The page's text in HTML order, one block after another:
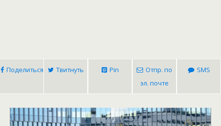
Поделиться Твитнуть Pin
Отпр. по
эл. почте
SMS